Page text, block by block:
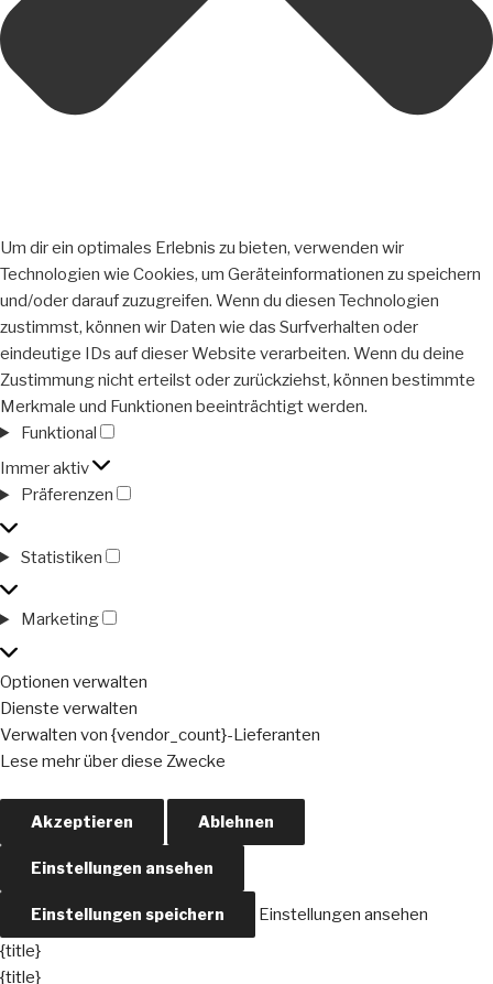
Um dir ein optimales Erlebnis zu bieten, verwenden wir
Technologien wie Cookies, um Geräteinformationen zu speichern
und/oder darauf zuzugreifen. Wenn du diesen Technologien
zustimmst, können wir Daten wie das Surfverhalten oder
eindeutige IDs auf dieser Website verarbeiten. Wenn du deine
Zustimmung nicht erteilst oder zurückziehst, können bestimmte
Merkmale und Funktionen beeinträchtigt werden.
Funktional
Funktional
Immer aktiv
Präferenzen
Präferenzen
Statistiken
Statistiken
Marketing
Marketing
Optionen verwalten
Dienste verwalten
Verwalten von {vendor_count}-Lieferanten
Lese mehr über diese Zwecke
Akzeptieren Ablehnen
Einstellungen ansehen
Einstellungen speichern
Einstellungen ansehen
{title}
{title}